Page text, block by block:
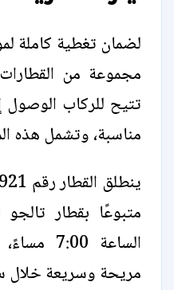
لضمان تغطية كاملة
مجموعة من القطارات
تتيح للركاب
مناسبة، وتشمل هذه
الساعة
مريحة وسريعة خلال